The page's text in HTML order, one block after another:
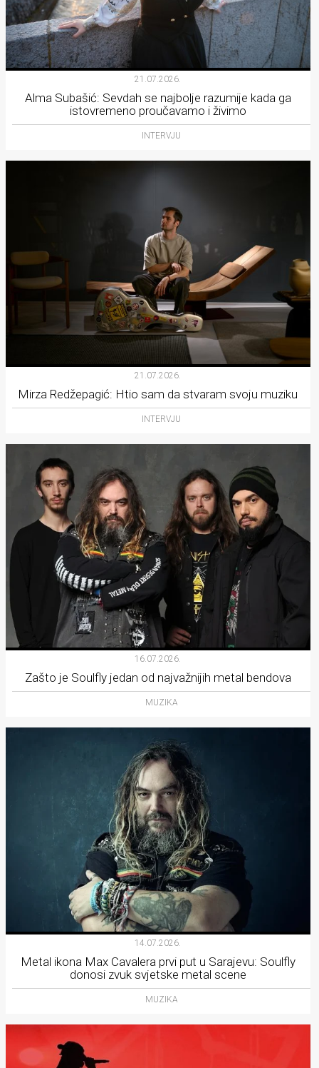
21.07.2026.
Alma Subašić: Sevdah se najbolje razumije kada ga
istovremeno proučavamo i živimo
INTERVJU
21.07.2026.
Mirza Redžepagić: Htio sam da stvaram svoju muziku
INTERVJU
16.07.2026.
Zašto je Soulfly jedan od najvažnijih metal bendova
MUZIKA
14.07.2026.
Metal ikona Max Cavalera prvi put u Sarajevu: Soulfly
donosi zvuk svjetske metal scene
MUZIKA